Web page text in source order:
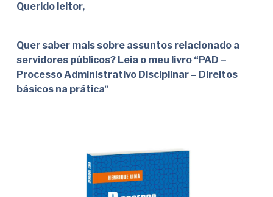
Querido leitor,
Quer saber mais sobre assuntos relacionado a
servidores públicos? Leia o meu livro “PAD –
Processo Administrativo Disciplinar – Direitos
básicos na prática“